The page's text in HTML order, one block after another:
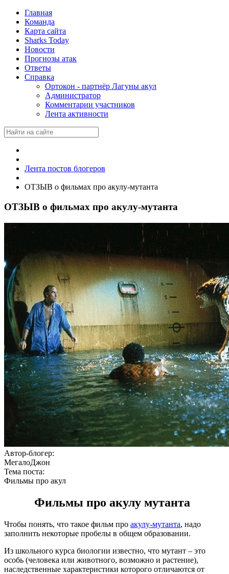
Главная
Команда
Карта сайта
Sharks Today
Новости
Прогнозы атак
Ответы
Справка
Ортокон - партнёр Лагуны акул
Администратор
Комментарии участников
Лента активности
Лента постов блогеров
ОТЗЫВ о фильмах про акулу-мутанта
ОТЗЫВ о фильмах про акулу-мутанта
Автор-блогер:
МегалоДжон
Тема поста:
Фильмы про акул
Фильмы про акулу мутанта
Чтобы понять, что такое фильм про акулу-мутанта, надо
заполнить некоторые пробелы в общем образовании.
Из школьного курса биологии известно, что мутант – это
особь (человека или животного, возможно и растение),
наследственные характеристики которого отличаются от